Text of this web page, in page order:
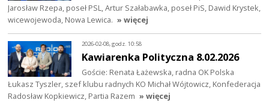
Jarosław Rzepa, poseł PSL, Artur Szałabawka, poseł PiS, Dawid Krystek,
wicewojewoda, Nowa Lewica. » więcej
2026-02-08, godz. 10:58
Kawiarenka Polityczna 8.02.2026
Goście: Renata Łażewska, radna OK Polska
Łukasz Tyszler, szef klubu radnych KO Michał Wójtowicz, Konfederacja
Radosław Kopkiewicz, Partia Razem » więcej